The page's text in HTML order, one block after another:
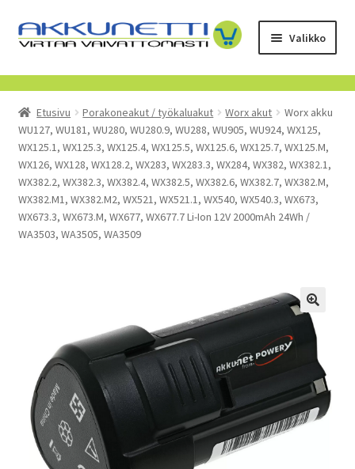
Siirry
navigointiin
Siirry
sisältöön
Valikko
Kauppa
Tietoa meistä
Yrityksille
Toimitusehdot
POISTUVAT TUOTTEET
Etusivu Porakoneakut / työkaluakut Worx akut
Worx akku
WU127, WU181, WU280, WU280.9, WU288, WU905, WU924, WX125,
WX125.1, WX125.3, WX125.4, WX125.5, WX125.6, WX125.7, WX125.M,
WX126, WX128, WX128.2, WX283, WX283.3, WX284, WX382, WX382.1,
WX382.2, WX382.3, WX382.4, WX382.5, WX382.6, WX382.7, WX382.M,
WX382.M1, WX382.M2, WX521, WX521.1, WX540, WX540.3, WX673,
WX673.3, WX673.M, WX677, WX677.7 Li-Ion 12V 2000mAh 24Wh /
WA3503, WA3505, WA3509